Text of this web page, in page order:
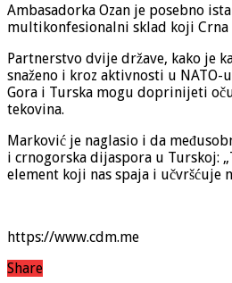
Ambasadorka Ozan je posebno
multikonfesionalni sklad koji
Partnerstvo dvije države, kako je
snaženo i kroz aktivnosti u NATO-
Gora i Turska mogu doprinijeti
tekovina.
Marković je naglasio i da
i crnogorska dijaspora u Turskoj:
element koji nas spaja i učvršćuje
https://www.cdm.me
Share